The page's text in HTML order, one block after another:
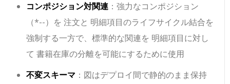
コンポジション対関連 ：強力なコンポジション
（*--）を注文と 明細項目のライフサイクル結合を
強制する一方で、標準的な関連を 明細項目に対し
て書籍在庫の分離を可能にするために使用
不変スキーマ ：図はデプロイ間で静的のまま保持